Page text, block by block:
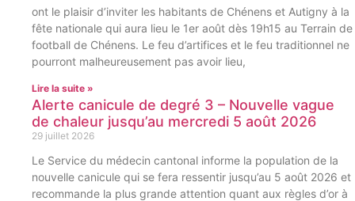
ont le plaisir d’inviter les habitants de Chénens et Autigny à la
fête nationale qui aura lieu le 1er août dès 19h15 au Terrain de
football de Chénens. Le feu d’artifices et le feu traditionnel ne
pourront malheureusement pas avoir lieu,
Lire la suite »
Alerte canicule de degré 3 – Nouvelle vague
de chaleur jusqu’au mercredi 5 août 2026
29 juillet 2026
Le Service du médecin cantonal informe la population de la
nouvelle canicule qui se fera ressentir jusqu’au 5 août 2026 et
recommande la plus grande attention quant aux règles d’or à